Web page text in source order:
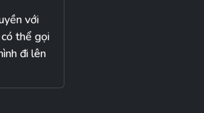
với
thể gọi
đi lên